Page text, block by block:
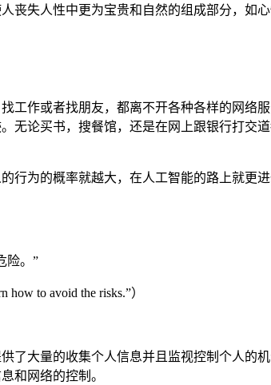
丧失人性中更为宝贵和自然的组成部分，如
工作或者找朋友，都离不开各种各样的网络
无论买书，搜餐馆，还是在网上跟银行打交
行为的概率就越大，在人工智能的路上就更
险。”
how to avoid the risks.”）
了大量的收集个人信息并且监视控制个人的
和网络的控制。